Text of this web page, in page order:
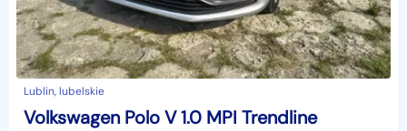
Lublin, lubelskie
Volkswagen Polo V 1.0 MPI Trendline